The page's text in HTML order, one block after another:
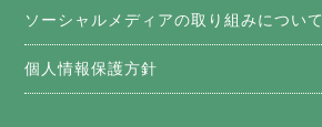
ソーシャルメディアの取り組みについて
個人情報保護方針